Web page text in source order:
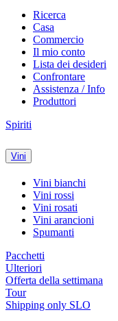
Ricerca
Casa
Commercio
Il mio conto
Lista dei desideri
Confrontare
Assistenza / Info
Produttori
Spiriti
Vini
Vini bianchi
Vini rossi
Vini rosati
Vini arancioni
Spumanti
Pacchetti
Ulteriori
Offerta della settimana
Tour
Shipping only SLO